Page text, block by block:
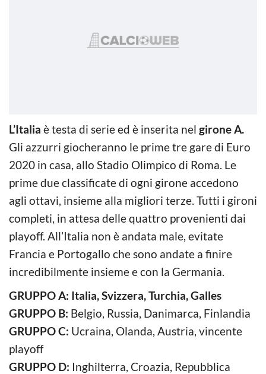
L’Italia è testa di serie ed è inserita nel girone A.
Gli azzurri giocheranno le prime tre gare di Euro
2020 in casa, allo Stadio Olimpico di Roma. Le
prime due classificate di ogni girone accedono
agli ottavi, insieme alla migliori terze. Tutti i gironi
completi, in attesa delle quattro provenienti dai
playoff. All’Italia non è andata male, evitate
Francia e Portogallo che sono andate a finire
incredibilmente insieme e con la Germania.
GRUPPO A: Italia, Svizzera, Turchia, Galles
GRUPPO B: Belgio, Russia, Danimarca, Finlandia
GRUPPO C: Ucraina, Olanda, Austria, vincente
playoff
GRUPPO D: Inghilterra, Croazia, Repubblica